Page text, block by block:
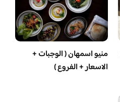
منيو اسمهان ( الوجبات +
الاسعار + الفروع )